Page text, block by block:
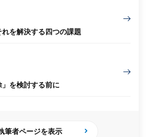
を解決する四つの課題
」を検討する前に
筆者ページを表示